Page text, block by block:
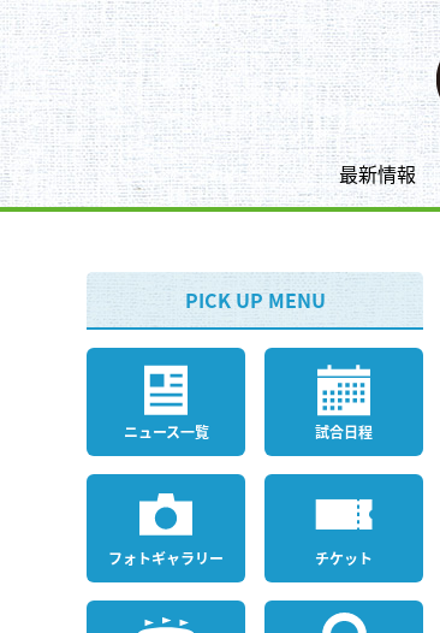
最新情報
PICK UP MENU
ニュース一覧 試合日程
フォトギャラリー チケット